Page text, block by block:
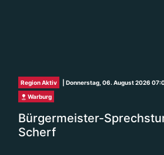
Region Aktiv
| Donnerstag, 06. August 2026
Warburg
Bürgermeister-
Scherf